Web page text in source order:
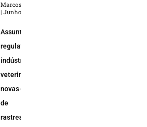
Marcos Soares
Junho 5, 2026
Assuntos
regulatórios na
indústria
veterinária:
novas demandas
de
rastreabilidade,